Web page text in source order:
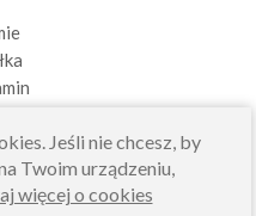
Jeśli nie chcesz, by
Twoim urządzeniu,
więcej o cookies